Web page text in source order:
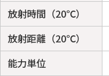
放射時間（20℃）
放射距離（20℃）
能力単位